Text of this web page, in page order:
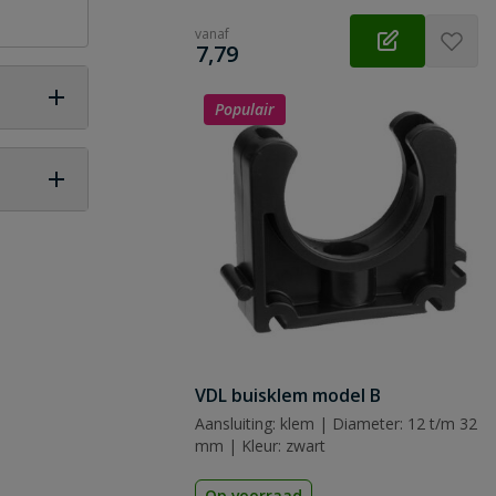
vanaf
€
7,79
Populair
VDL buisklem model B
Aansluiting: klem | Diameter: 12 t/m 32
mm | Kleur: zwart